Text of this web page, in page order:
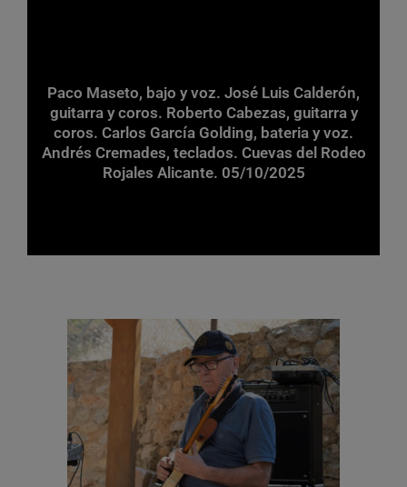
Paco Maseto, bajo y voz. José Luis Calderón,
guitarra y coros. Roberto Cabezas, guitarra y
coros. Carlos García Golding, bateria y voz.
Andrés Cremades, teclados. Cuevas del Rodeo
Rojales Alicante. 05/10/2025